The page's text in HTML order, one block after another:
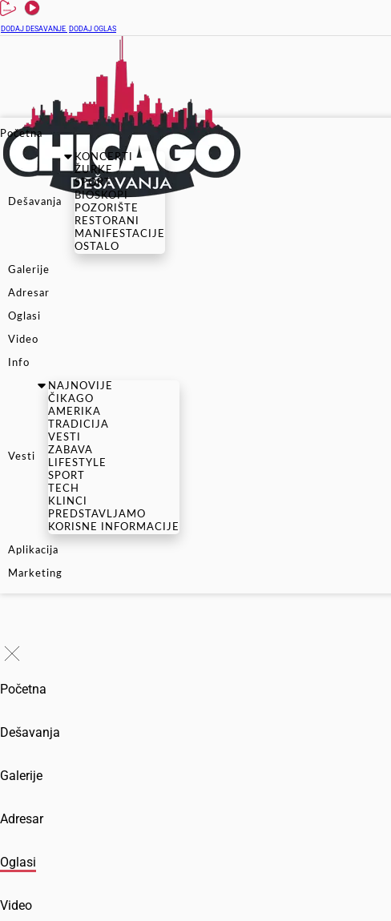
DODAJ DESAVANJE DODAJ OGLAS
Početna
Dešavanja
KONCERTI
ŽURKE
SPORT
BIOSKOPI
POZORIŠTE
RESTORANI
MANIFESTACIJE
OSTALO
Galerije
Adresar
Oglasi
Video
Info
Vesti
NAJNOVIJE
ČIKAGO
AMERIKA
TRADICIJA
VESTI
ZABAVA
LIFESTYLE
SPORT
TECH
KLINCI
PREDSTAVLJAMO
KORISNE INFORMACIJE
Aplikacija
Marketing
Početna
Dešavanja
Galerije
Adresar
Oglasi
Video